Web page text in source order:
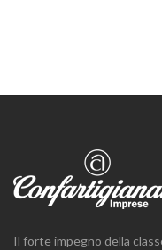
Il forte impegno della